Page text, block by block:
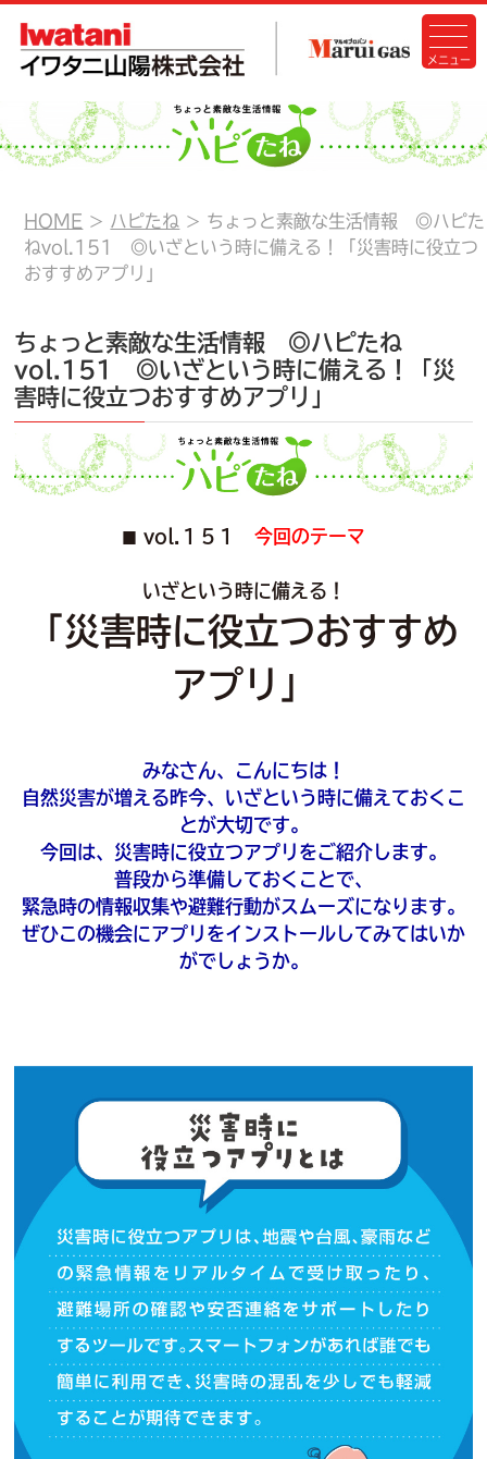
HOME ハピたね
ちょっと素敵な生活情報 ◎ハピた
ねvol.151 ◎いざという時に備える！「災害時に役立つ
おすすめアプリ」
ちょっと素敵な生活情報 ◎ハピたね
vol.151 ◎いざという時に備える！「災
害時に役立つおすすめアプリ」
vol.１５１ 今回のテーマ
いざという時に備える！
「災害時に役立つおすすめ
アプリ」
みなさん、こんにちは！
自然災害が増える昨今、いざという時に備えておくこ
とが大切です。
今回は、災害時に役立つアプリをご紹介します。
普段から準備しておくことで、
緊急時の情報収集や避難行動がスムーズになります。
ぜひこの機会にアプリをインストールしてみてはいか
がでしょうか。